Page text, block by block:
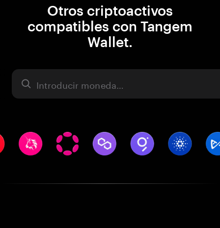
Otros criptoactivos
compatibles con Tangem
Wallet.
Activo